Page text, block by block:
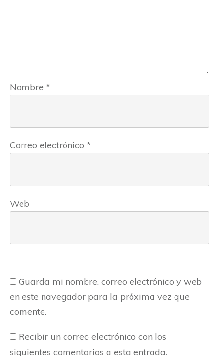
Nombre *
Correo electrónico *
Web
Guarda mi nombre, correo electrónico y web
en este navegador para la próxima vez que
comente.
Recibir un correo electrónico con los
siguientes comentarios a esta entrada.